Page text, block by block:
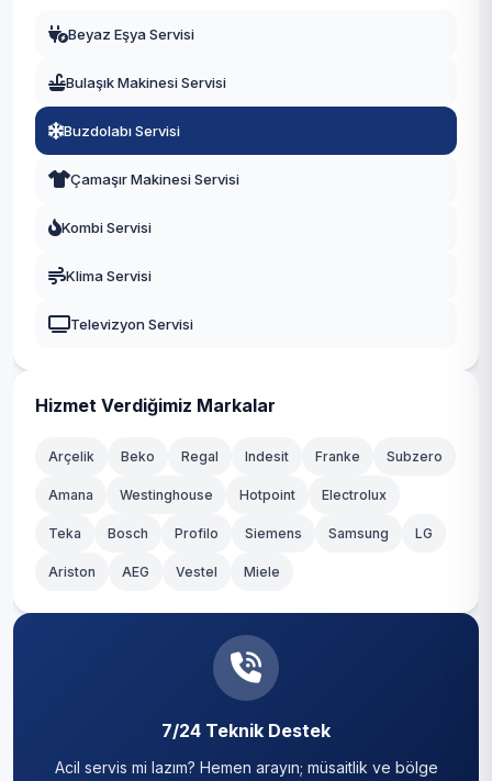
Beyaz Eşya Servisi
Bulaşık Makinesi Servisi
Buzdolabı Servisi
Çamaşır Makinesi Servisi
Kombi Servisi
Klima Servisi
Televizyon Servisi
Hizmet Verdiğimiz Markalar
Arçelik Beko Regal Indesit Franke Subzero
Amana Westinghouse Hotpoint Electrolux
Teka Bosch Profilo Siemens Samsung LG
Ariston AEG Vestel Miele
7/24 Teknik Destek
Acil servis mi lazım? Hemen arayın; müsaitlik ve bölge